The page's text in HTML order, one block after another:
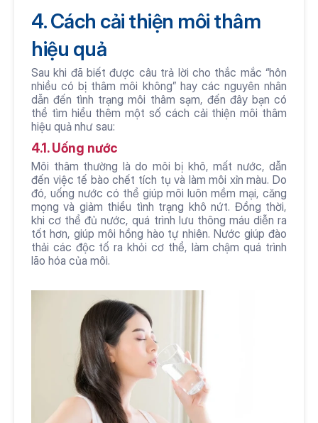
4. Cách cải thiện môi thâm
hiệu quả
Sau khi đã biết được câu trả lời cho thắc mắc “hôn
nhiều có bị thâm môi không” hay các nguyên nhân
dẫn đến tình trạng môi thâm sạm, đến đây bạn có
thể tìm hiểu thêm một số cách cải thiện môi thâm
hiệu quả như sau:
4.1. Uống nước
Môi thâm thường là do môi bị khô, mất nước, dẫn
đến việc tế bào chết tích tụ và làm môi xỉn màu. Do
đó, uống nước có thể giúp môi luôn mềm mại, căng
mọng và giảm thiểu tình trạng khô nứt. Đồng thời,
khi cơ thể đủ nước, quá trình lưu thông máu diễn ra
tốt hơn, giúp môi hồng hào tự nhiên. Nước giúp đào
thải các độc tố ra khỏi cơ thể, làm chậm quá trình
lão hóa của môi.